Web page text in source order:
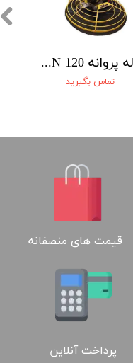
ماله پروانه 120 WILSON
تماس بگیرید
قیمت های منصفانه
پرداخت آنلاین